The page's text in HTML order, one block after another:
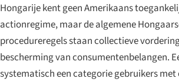
Hongarije kent geen Amerikaans
actionregime, maar de algemene
procedureregels staan collectieve
bescherming van consumentenbelangen.
systematisch een categorie gebruikers met